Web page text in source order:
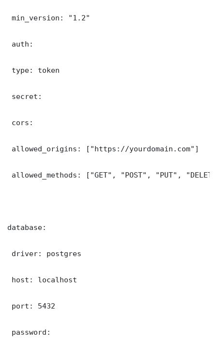
min_version: "1.2"
auth:
type: token
secret:
cors:
allowed_origins: ["https://yourdomain.com"]
allowed_methods: ["GET", "POST", "PUT",
database:
driver: postgres
host: localhost
port: 5432
password: